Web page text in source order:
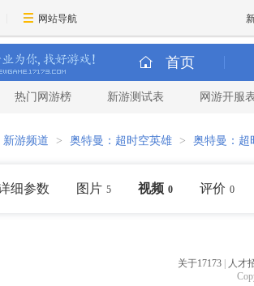
网站导航
首页
热门网游榜 新游测试表 网游开服
新游频道 > 奥特曼：超时空英雄 > 奥特曼：超
细参数 图片 5 视频 0 评价 0
关于17173 人才